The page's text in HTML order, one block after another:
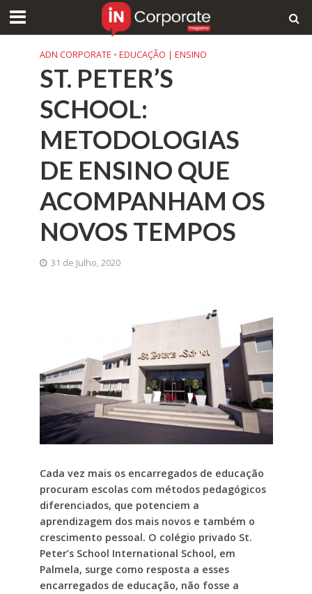
ADN CORPORATE • EDUCAÇÃO | ENSINO
ST. PETER’S
SCHOOL:
METODOLOGIAS
DE ENSINO QUE
ACOMPANHAM OS
NOVOS TEMPOS
31 de Julho, 2020
Cada vez mais os encarregados de educação
procuram escolas com métodos pedagógicos
diferenciados, que potenciem a
aprendizagem dos mais novos e também o
crescimento pessoal. O colégio privado St.
Peter’s School International School, em
Palmela, surge como resposta a esses
encarregados de educação, não fosse a